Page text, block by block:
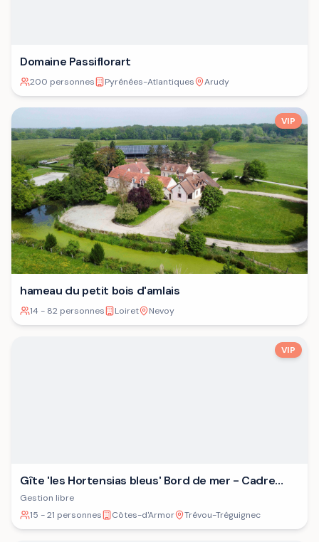
Domaine Passiflorart
200 personnes Pyrénées-Atlantiques Arudy
VIP
hameau du petit bois d'amlais
14 - 82 personnes Loiret Nevoy
VIP
Gîte 'les Hortensias bleus' Bord de mer - Cadre
verdoyant - Plage
Gestion libre
15 - 21 personnes
Côtes-d'Armor Trévou-Tréguignec